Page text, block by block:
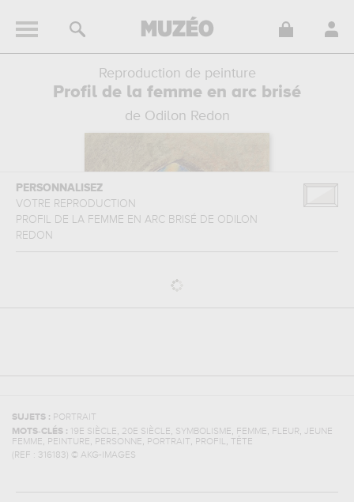
Reproduction de peinture
Profil de la femme en arc brisé
de Odilon Redon
PERSONNALISEZ
VOTRE REPRODUCTION
PROFIL DE LA FEMME EN ARC BRISÉ DE ODILON
REDON
SUJETS : PORTRAIT
MOTS-CLÉS :
19E SIÈCLE, 20E SIÈCLE, SYMBOLISME, FEMME, FLEUR, JEUNE
FEMME, PEINTURE, PERSONNE, PORTRAIT, PROFIL, TÊTE
(REF : 316183) © AKG-IMAGES